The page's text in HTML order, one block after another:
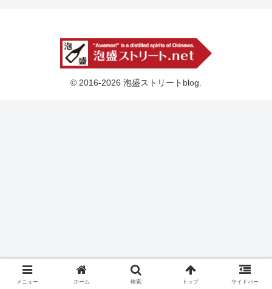
© 2016-2026 泡盛ストリートblog.
メニュー ホーム 検索 トップ サイドバー